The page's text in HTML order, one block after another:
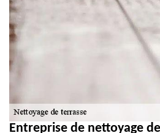
Entreprise de nettoyage